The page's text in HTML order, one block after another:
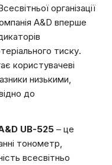
організації
A&D вперше
тиску.
користувачеві
низькими,
до
UB-525 – це
тонометр,
всесвітньо